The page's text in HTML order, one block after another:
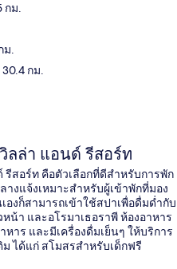
กม.
ม.
กม.
ลล่า แอนด์ รีสอร์ท
รีสอร์ท คือตัวเลือกที่ดีสำหรับการพัก
งแจ้งเหมาะสำหรับผู้เข้าพักที่มอง
งก็สามารถเข้าใช้สปาเพื่อดื่มด่ำกับ
า และอโรมาเธอราพี ห้องอาหาร
าร และมีเครื่องดื่มเย็นๆ ให้บริการ
ได้แก่ สโมสรสำหรับเด็กฟรี